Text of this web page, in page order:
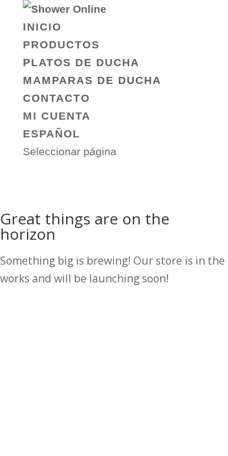
INICIO
PRODUCTOS
PLATOS DE DUCHA
MAMPARAS DE DUCHA
CONTACTO
MI CUENTA
ESPAÑOL
Seleccionar página
Great things are on the
horizon
Something big is brewing! Our store is in the
works and will be launching soon!